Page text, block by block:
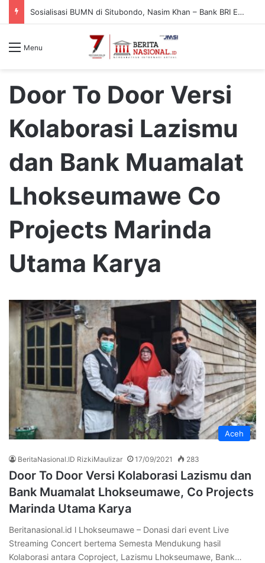
Sosialisasi BUMN di Situbondo, Nasim Khan – Bank BRI Edukasi Warga Cegah Penipuan Digital
Menu
Door To Door Versi
Kolaborasi Lazismu
dan Bank Muamalat
Lhokseumawe Co
Projects Marinda
Utama Karya
Aceh
BeritaNasional.ID RizkiMaulizar 17/09/2021 283
Door To Door Versi Kolaborasi Lazismu dan
Bank Muamalat Lhokseumawe, Co Projects
Marinda Utama Karya
Beritanasional.id l Lhokseumawe – Donasi dari event Live
Streaming Concert bertema Semesta Mendukung hasil
Kolaborasi antara Coproject, Lazismu Lhokseumawe, Bank…